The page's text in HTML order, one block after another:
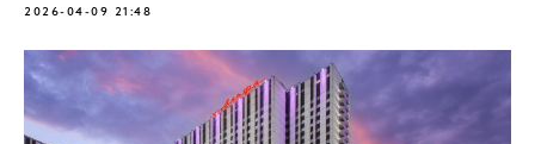
2026-04-09 21:48